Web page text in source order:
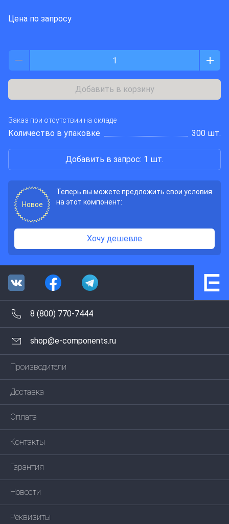
Цена по запросу
Добавить в корзину
Заказ при отсутствии на складе
Количество в упаковке 300 шт.
Добавить в запрос: 1 шт.
Новое
Теперь вы можете предложить свои условия
на этот компонент:
Хочу дешевле
8 (800) 770-7444
shop@e-components.ru
Производители
Доставка
Оплата
Контакты
Гарантия
Новости
Реквизиты